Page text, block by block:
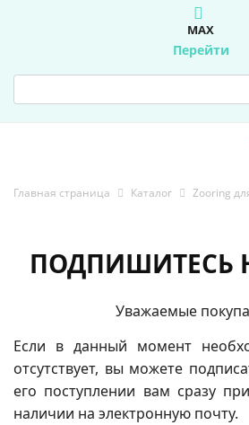
MAX
Перейти
Главная страница Каталог Zooring
ПОДПИШИТЕСЬ
Уважаемые
Если в данный момент
отсутствует, вы можете
его поступлении вам сразу
наличии на электронную почту.